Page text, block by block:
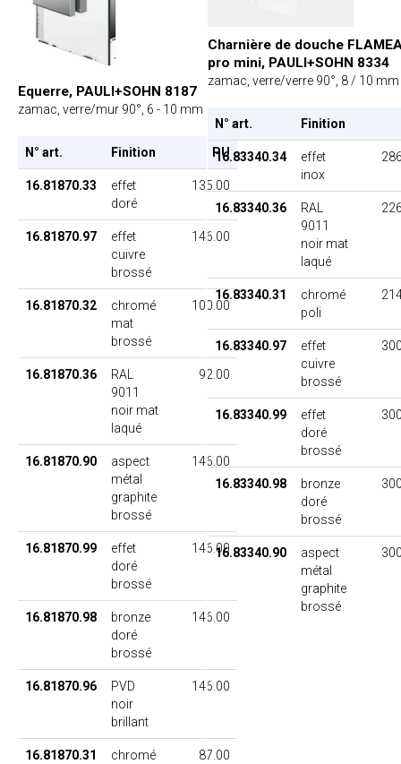
Equerre, PAULI+SOHN 8187
zamac, verre/mur 90°, 6 - 10 mm
N° art. Finition PU
16.81870.33
effet
doré
135.00
16.81870.97
effet
cuivre
brossé
146.00
16.81870.32
chromé
mat
brossé
100.00
16.81870.36
RAL
9011
noir mat
laqué
92.00
16.81870.90
aspect
métal
graphite
brossé
146.00
16.81870.99
effet
doré
brossé
146.00
16.81870.98
bronze
doré
brossé
146.00
16.81870.96
PVD
noir
brillant
146.00
16.81870.31
chromé
87.00
Charnière de douche
pro mini, PAULI+SOHN 8334
zamac, verre/verre 90°, 8 / 10 mm
N° art. Finition
16.83340.34
effet
inox
16.83340.36
RAL
9011
noir mat
laqué
16.83340.31
chromé
poli
16.83340.97
effet
cuivre
brossé
16.83340.99
effet
doré
brossé
16.83340.98
bronze
doré
brossé
16.83340.90
aspect
métal
graphite
brossé